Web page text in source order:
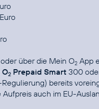
über die Mein O2 App
O2 Prepaid Smart 300
Regulierung) bereits
Aufpreis auch im EU-